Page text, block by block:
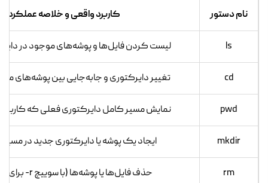
نام دستور کاربرد واقعی و خلاصه عملکرد
ls لیست کردن فایل‌ها و پوشه‌های موجود در
cd تغییر دایرکتوری و جابه‌جایی بین پوشه‌های
pwd نمایش مسیر کامل دایرکتوری فعلی که کاربر در
mkdir ایجاد یک پوشه یا دایرکتوری جدید در
rm حذف فایل‌ها یا پوشه‌ها (با سوییچ r- برای پوشه‌ها)